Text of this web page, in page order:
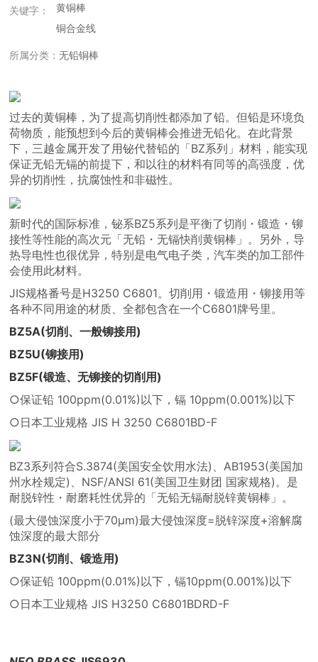
关键字：
黄铜棒
铜合金线
所属分类：无铅铜棒
过去的黄铜棒，为了提高切削性都添加了铅。但铅是环境负
荷物质，能预想到今后的黄铜棒会推进无铅化。在此背景
下，三越金属开发了用铋代替铅的「BZ系列」材料，能实现
保证无铅无镉的前提下，和以往的材料有同等的高强度，优
异的切削性，抗腐蚀性和非磁性。
新时代的国际标准，铋系BZ5系列是平衡了切削・锻造・铆
接性等性能的高次元「无铅・无镉快削黄铜棒」。另外，导
热导电性也很优异，特别是电气电子类，汽车类的加工部件
会使用此材料。
JIS规格番号是H3250 C6801。切削用・锻造用・铆接用等
各种不同用途的材质、全都包含在一个C6801牌号里。
BZ5A(切削、一般铆接用)
BZ5U(铆接用)
BZ5F(锻造、无铆接的切削用)
○保证铅 100ppm(0.01%)以下，镉 10ppm(0.001%)以下
○日本工业规格 JIS H 3250 C6801BD-F
BZ3系列符合S.3874(美国安全饮用水法)、AB1953(美国加
州水栓规定)、NSF/ANSI 61(美国卫生财团 国家规格)。是
耐脱锌性・耐磨耗性优异的「无铅无镉耐脱锌黄铜棒」。
(最大侵蚀深度小于70μm)最大侵蚀深度=脱锌深度+溶解腐
蚀深度的最大部分
BZ3N(切削、锻造用)
○保证铅 100ppm(0.01%)以下，镉10ppm(0.001%)以下
○日本工业规格 JIS H3250 C6801BDRD-F